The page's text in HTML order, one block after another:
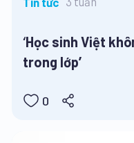
‘Học sinh Việt
trong lớp’
0